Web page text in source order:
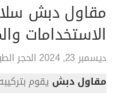
مقاول دبش
الاستخدامات
ديسمبر 23, 2024
الحجر
مقاول دبش يقوم